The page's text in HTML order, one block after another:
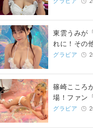
東雲うみが
れに！その
グラビア
篠崎こころ
場！ファン
グラビア